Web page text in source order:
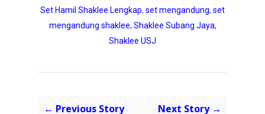
Set Hamil Shaklee Lengkap, set mengandung, set
mengandung shaklee, Shaklee Subang Jaya,
Shaklee USJ
← Previous Story Next Story →